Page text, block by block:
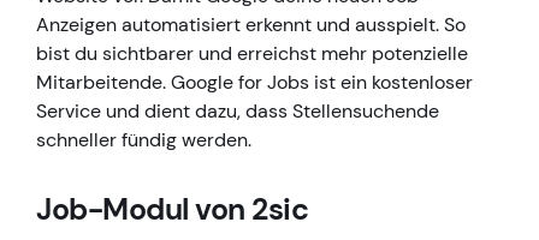
Anzeigen automatisiert erkennt und ausspielt. So
bist du sichtbarer und erreichst mehr potenzielle
Mitarbeitende. Google for Jobs ist ein kostenloser
Service und dient dazu, dass Stellensuchende
schneller fündig werden.
Job-Modul von 2sic